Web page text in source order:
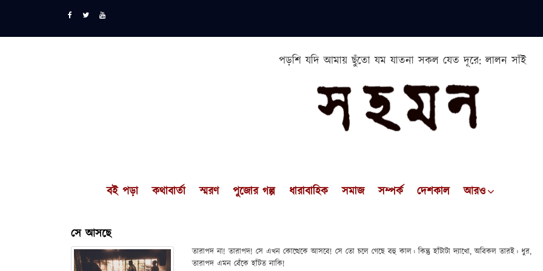
পড়শি যদি আমায় ছুঁতো যম যাতনা সকল যেত দূরে: লালন সাঁই
বই পড়া কথাবার্তা স্মরণ পুজোর গল্প ধারাবাহিক সমাজ সম্পর্ক দেশকাল আরও
সে আসছে
তারাপদ না! তারাপদ! সে এখন কোত্থেকে আসবে! সে তো চলে গেছে বহু কাল। কিন্তু হাঁটাটা দ্যাখো, অবিকল তারই। ধুর,
তারাপদ এমন বেঁকে হাঁটত নাকি!